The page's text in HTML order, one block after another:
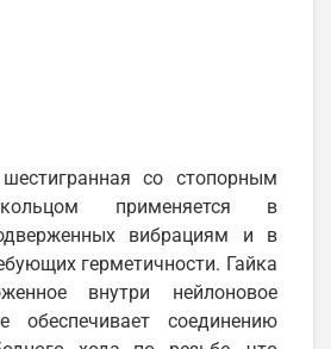
со стопорным
применяется в
вибрациям и в
герметичности. Гайка
внутри нейлоновое
обеспечивает соединению